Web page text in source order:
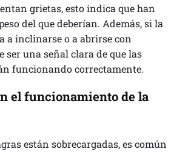
grietas, esto indica que han
del que deberían. Además, si la
a inclinarse o a abrirse con
ser una señal clara de que las
funcionando correctamente.
el funcionamiento de la
están sobrecargadas, es común